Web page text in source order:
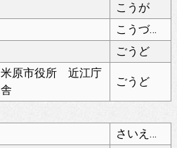
こうが
こうづはら
ごうど
米原市役所 近江庁
舎
ごうど
さいえんじ